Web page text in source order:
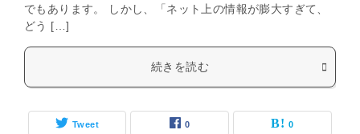
でもあります。 しかし、「ネット上の情報が膨大すぎて、
どう […]
続きを読む
Tweet 0 0